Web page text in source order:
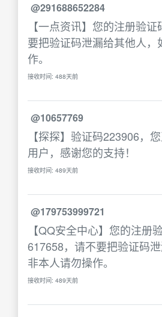
@291688652284
【一点资讯】您的注册验
要把验证码泄漏给其他人，
作。
接收时间: 488天前
@10657769
【探探】验证码223906，
用户，感谢您的支持！
接收时间: 489天前
@179753999721
【QQ安全中心】您的注册
617658，请不要把验证码
非本人请勿操作。
接收时间: 489天前